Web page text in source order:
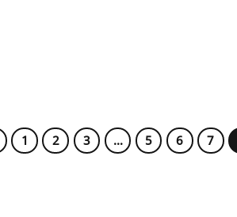
1 2 3 … 5 6 7